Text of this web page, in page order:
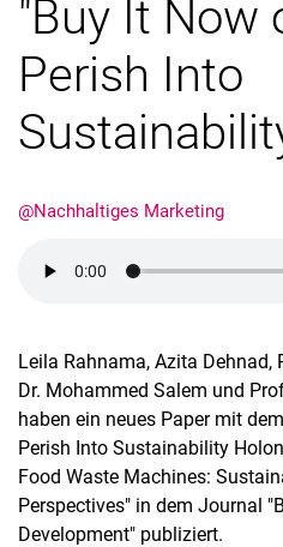
European Master in Business
"Buy It Now
Perish Into
@Nachhaltiges Marketing
Leila Rahnama, Azita Dehnad,
Dr. Mohammed Salem und
haben ein neues Paper mit
Perish Into Sustainability
Food Waste Machines:
Perspectives" in dem Journal
Development" publiziert.